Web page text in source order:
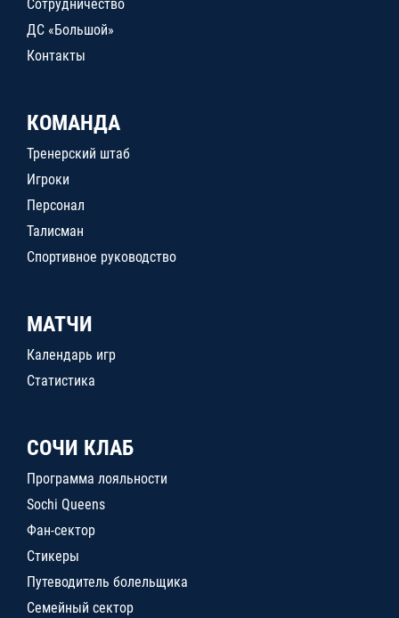
Сотрудничество
ДС «Большой»
Контакты
КОМАНДА
Тренерский штаб
Игроки
Персонал
Талисман
Спортивное руководство
МАТЧИ
Календарь игр
Статистика
СОЧИ КЛАБ
Программа лояльности
Sochi Queens
Фан-сектор
Стикеры
Путеводитель болельщика
Семейный сектор